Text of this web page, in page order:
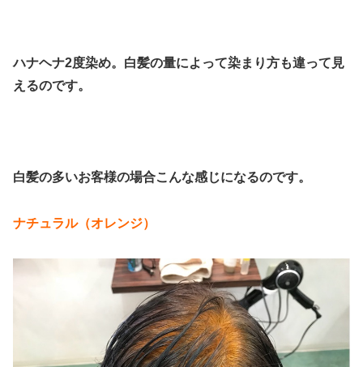
ハナヘナ2度染め。白髪の量によって染まり方も違って見
えるのです。
白髪の多いお客様の場合こんな感じになるのです。
ナチュラル（オレンジ）